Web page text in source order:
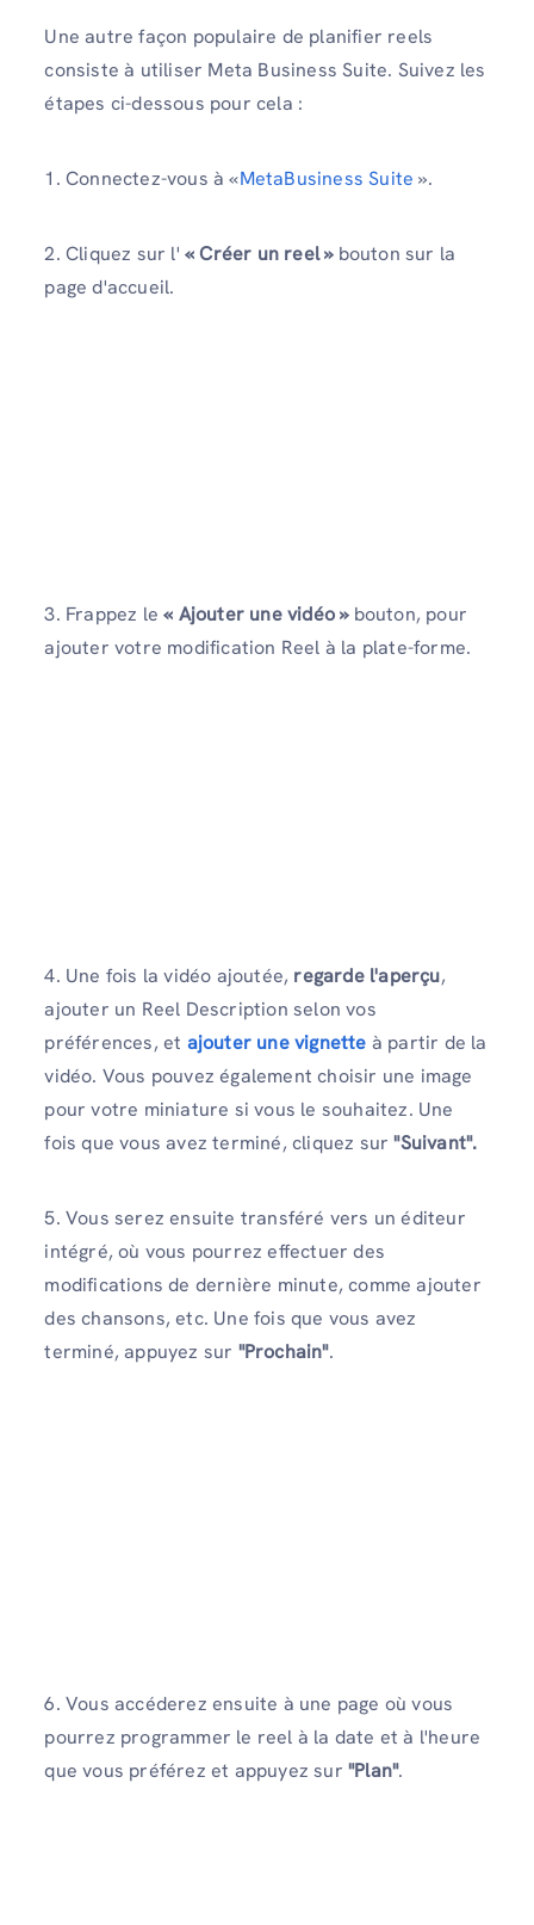
Une autre façon populaire de planifier reels
consiste à utiliser Meta Business Suite. Suivez les
étapes ci-dessous pour cela :
1. Connectez-vous à «MetaBusiness Suite ».
2. Cliquez sur l' « Créer un reel »bouton sur la
page d'accueil.
3. Frappez le« Ajouter une vidéo »bouton, pour
ajouter votre modification Reel à la plate-forme.
4. Une fois la vidéo ajoutée, regarde l'aperçu,
ajouter un Reel Description selon vos
préférences, et ajouter une vignette à partir de la
vidéo. Vous pouvez également choisir une image
pour votre miniature si vous le souhaitez. Une
fois que vous avez terminé, cliquez sur "Suivant".
5. Vous serez ensuite transféré vers un éditeur
intégré, où vous pourrez effectuer des
modifications de dernière minute, comme ajouter
des chansons, etc. Une fois que vous avez
terminé, appuyez sur "Prochain".
6. Vous accéderez ensuite à une page où vous
pourrez programmer le reel à la date et à l'heure
que vous préférez et appuyez sur "Plan".